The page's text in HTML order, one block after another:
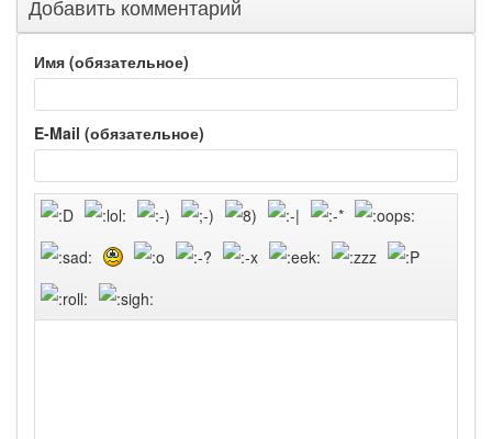
Добавить комментарий
Имя (обязательное)
E-Mail (обязательное)